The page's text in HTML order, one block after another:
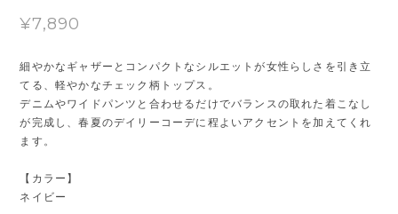
¥7,890
細やかなギャザーとコンパクトなシルエットが女性らしさを引き立
てる、軽やかなチェック柄トップス。
デニムやワイドパンツと合わせるだけでバランスの取れた着こなし
が完成し、春夏のデイリーコーデに程よいアクセントを加えてくれ
ます。
【カラー】
ネイビー